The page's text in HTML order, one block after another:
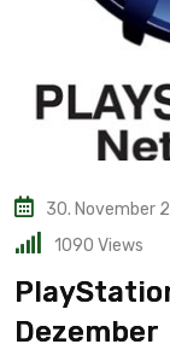
30. November
1090 Views
Dezember